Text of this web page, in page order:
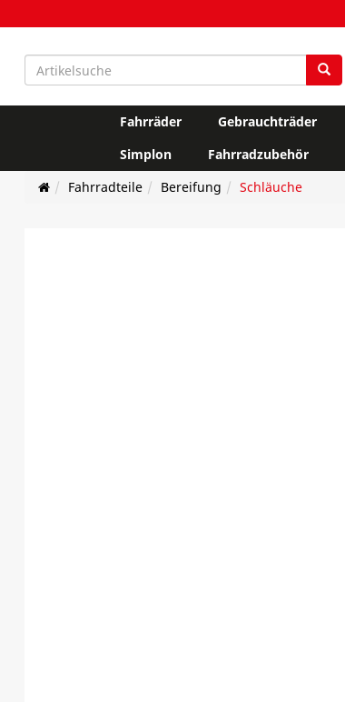
Fahrräder Gebrauchträder
Simplon
Fahrradzubehör
Fahrradteile
Bereifung Schläuche